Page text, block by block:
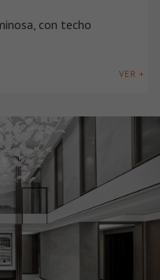
con techo
VER +